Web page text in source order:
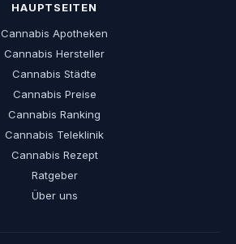
HAUPTSEITEN
Cannabis Apotheken
Cannabis Hersteller
Cannabis Städte
Cannabis Preise
Cannabis Ranking
Cannabis Teleklinik
Cannabis Rezept
Ratgeber
Über uns